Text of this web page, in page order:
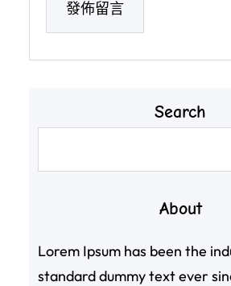
Search
About
Lorem Ipsum has been the
standard dummy text ever